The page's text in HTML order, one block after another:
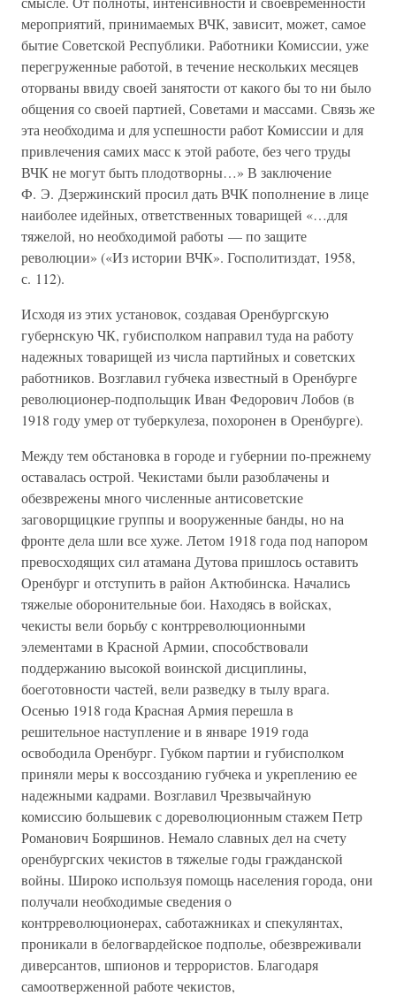
мероприятий, принимаемых ВЧК, зависит, может, самое
бытие Советской Республики. Работники Комиссии, уже
перегруженные работой, в течение нескольких месяцев
оторваны ввиду своей занятости от какого бы то ни было
общения со своей партией, Советами и массами. Связь же
эта необходима и для успешности работ Комиссии и для
привлечения самих масс к этой работе, без чего труды
ВЧК не могут быть плодотворны…» В заключение
Ф. Э. Дзержинский просил дать ВЧК пополнение в лице
наиболее идейных, ответственных товарищей «…для
тяжелой, но необходимой работы — по защите
революции» («Из истории ВЧК». Госполитиздат, 1958,
с. 112).
Исходя из этих установок, создавая Оренбургскую
губернскую ЧК, губисполком направил туда на работу
надежных товарищей из числа партийных и советских
работников. Возглавил губчека известный в Оренбурге
революционер-подпольщик Иван Федорович Лобов (в
1918 году умер от туберкулеза, похоронен в Оренбурге).
Между тем обстановка в городе и губернии по-прежнему
оставалась острой. Чекистами были разоблачены и
обезврежены много численные антисоветские
заговорщицкие группы и вооруженные банды, но на
фронте дела шли все хуже. Летом 1918 года под напором
превосходящих сил атамана Дутова пришлось оставить
Оренбург и отступить в район Актюбинска. Начались
тяжелые оборонительные бои. Находясь в войсках,
чекисты вели борьбу с контрреволюционными
элементами в Красной Армии, способствовали
поддержанию высокой воинской дисциплины,
боеготовности частей, вели разведку в тылу врага.
Осенью 1918 года Красная Армия перешла в
решительное наступление и в январе 1919 года
освободила Оренбург. Губком партии и губисполком
приняли меры к воссозданию губчека и укреплению ее
надежными кадрами. Возглавил Чрезвычайную
комиссию большевик с дореволюционным стажем Петр
Романович Бояршинов. Немало славных дел на счету
оренбургских чекистов в тяжелые годы гражданской
войны. Широко используя помощь населения города, они
получали необходимые сведения о
контрреволюционерах, саботажниках и спекулянтах,
проникали в белогвардейское подполье, обезвреживали
диверсантов, шпионов и террористов. Благодаря
самоотверженной работе чекистов,